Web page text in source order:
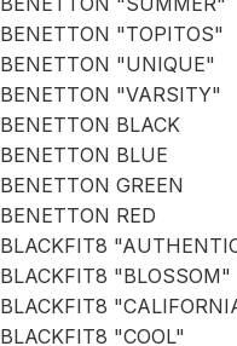
BENETTON "TOPITOS"
BENETTON "UNIQUE"
BENETTON "VARSITY"
BENETTON BLACK
BENETTON BLUE
BENETTON GREEN
BENETTON RED
BLACKFIT8
BLACKFIT8 "BLOSSOM"
BLACKFIT8
BLACKFIT8 "COOL"